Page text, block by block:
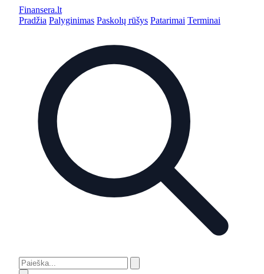
Finansera.lt
Pradžia Palyginimas Paskolų rūšys Patarimai Terminai